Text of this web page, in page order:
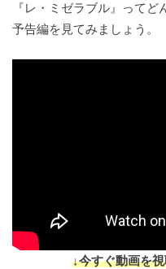
『レ・ミゼラブル』って
予告編を見てみましょう。
↓今すぐ動画を